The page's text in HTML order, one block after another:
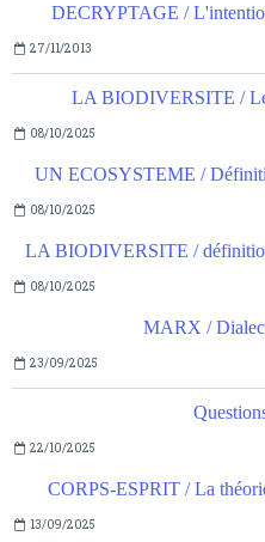
DECRYPTAGE /
27/11/2013
LA BIODIVERSITE /
08/10/2025
UN ECOSYSTEME /
08/10/2025
LA BIODIVERSITE /
08/10/2025
MARX /
23/09/2025
22/10/2025
CORPS-ESPRIT / La
13/09/2025